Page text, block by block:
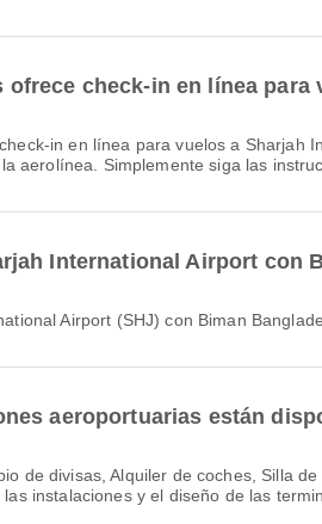
check-in en línea
aerolínea. Simplemente siga las
International Airport con
Airport (SHJ) con Biman
aeroportuarias están
instalaciones y el diseño de las